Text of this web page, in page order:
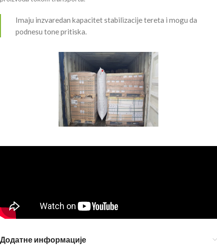
Imaju inzvaredan kapacitet stabilizacije tereta i mogu da
podnesu tone pritiska.
Додатне информације